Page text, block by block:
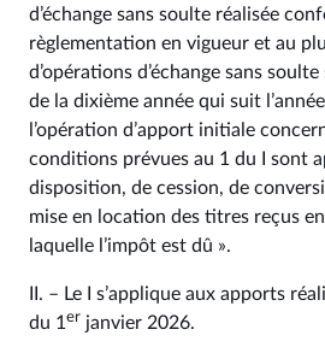
d’échange sans soulte réalisée
règlementation en vigueur et au
d’opérations d’échange sans
de la dixième année qui suit
l’opération d’apport initiale
conditions prévues au 1 du I sont
disposition, de cession, de
mise en location des titres reçus
laquelle l’impôt est dû ».
II. – Le I s’applique aux apports
du 1 er janvier 2026.